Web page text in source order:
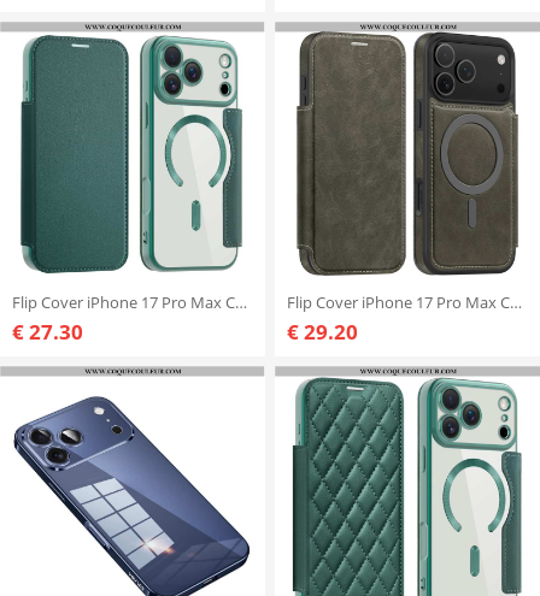
Flip Cover iPhone 17 Pro Max Compatible MagSafe avec Porte-Cartes RFID
€ 27.30
Flip Cover iPhone 17 Pro Max Compatible MagSafe avec Porte-Cartes RFID
€ 29.20